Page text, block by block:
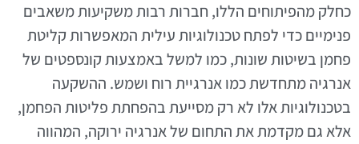
כחלק מהפיתוחים הללו, חברות רבות משקיעות משאבים
פנימיים כדי לפתח טכנולוגיות עילית המאפשרות קליטת
פחמן בשיטות שונות, כמו למשל באמצעות קונספטים של
אנרגיה מתחדשת כמו אנרגיית רוח ושמש. ההשקעה
בטכנולוגיות אלו לא רק מסייעת בהפחתת פליטות הפחמן,
אלא גם מקדמת את התחום של אנרגיה ירוקה, המהווה